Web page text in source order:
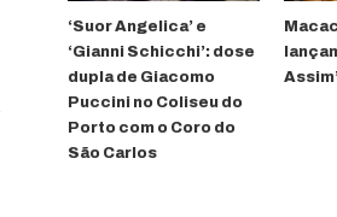
‘Suor Angelica’ e
‘Gianni Schicchi’: dose
dupla de Giacomo
Puccini no Coliseu do
Porto com o Coro do
São Carlos